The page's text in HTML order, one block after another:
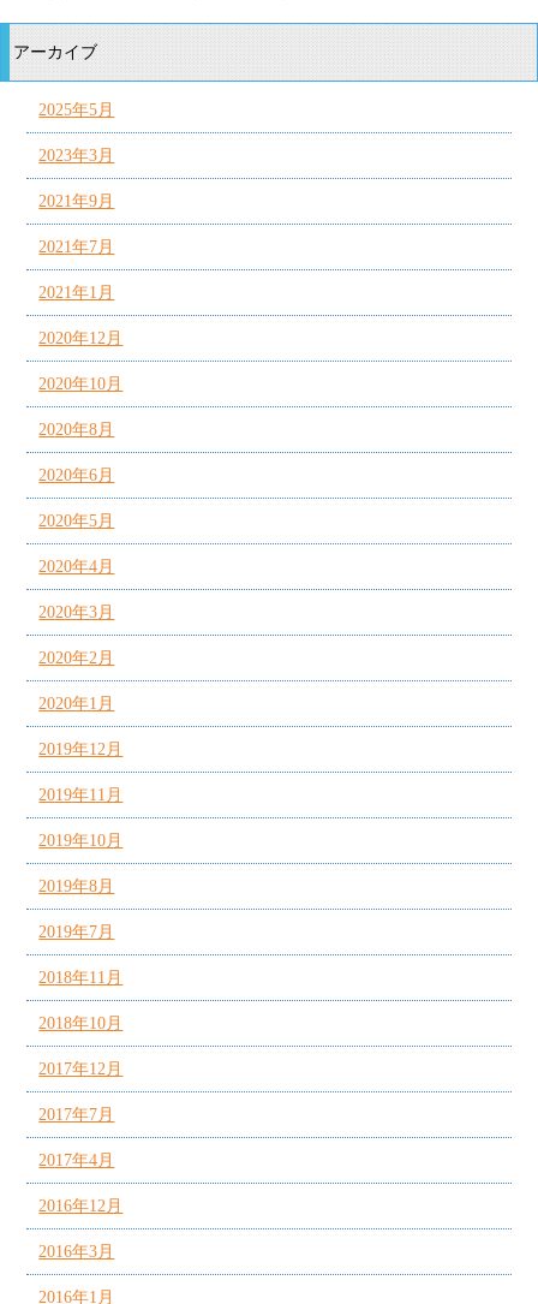
アーカイブ
2025年5月
2023年3月
2021年9月
2021年7月
2021年1月
2020年12月
2020年10月
2020年8月
2020年6月
2020年5月
2020年4月
2020年3月
2020年2月
2020年1月
2019年12月
2019年11月
2019年10月
2019年8月
2019年7月
2018年11月
2018年10月
2017年12月
2017年7月
2017年4月
2016年12月
2016年3月
2016年1月